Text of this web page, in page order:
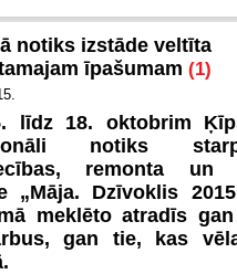
notiks izstāde veltīta
īpašumam (1)
līdz 18. oktobrim
notiks
remonta un
„Māja. Dzīvoklis
meklēto atradīs
gan tie, kas